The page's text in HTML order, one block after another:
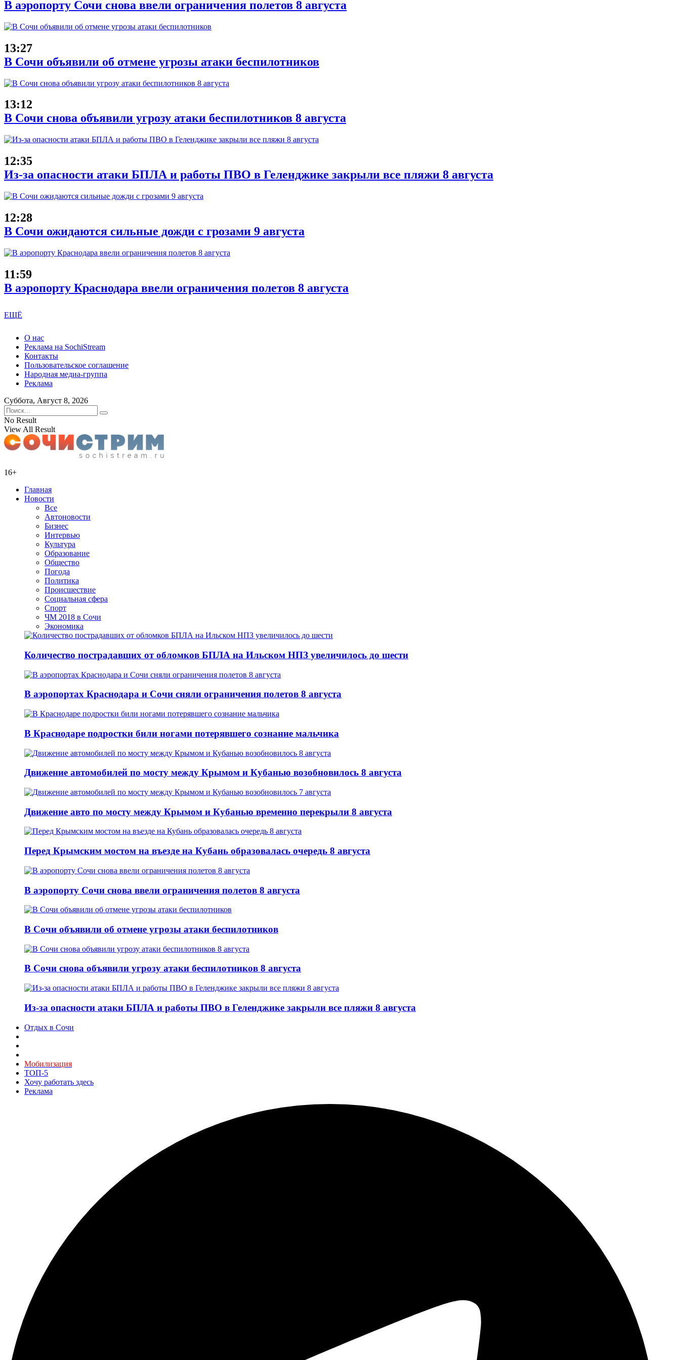
В аэропорту Сочи снова ввели ограничения полетов 8 августа
13:27
В Сочи объявили об отмене угрозы атаки беспилотников
13:12
В Сочи снова объявили угрозу атаки беспилотников 8 августа
12:35
Из-за опасности атаки БПЛА и работы ПВО в Геленджике закрыли все пляжи 8 августа
12:28
В Сочи ожидаются сильные дожди с грозами 9 августа
11:59
В аэропорту Краснодара ввели ограничения полетов 8 августа
ЕЩЁ
О нас
Реклама на SochiStream
Контакты
Пользовательское соглашение
Народная медиа-группа
Реклама
Суббота, Август 8, 2026
No Result
View All Result
16+
Главная
Новости
Все
Автоновости
Бизнес
Интервью
Культура
Образование
Общество
Погода
Политика
Происшествие
Социальная сфера
Спорт
ЧМ 2018 в Сочи
Экономика
Количество пострадавших от обломков БПЛА на Ильском НПЗ увеличилось до шести
В аэропортах Краснодара и Сочи сняли ограничения полетов 8 августа
В Краснодаре подростки били ногами потерявшего сознание мальчика
Движение автомобилей по мосту между Крымом и Кубанью возобновилось 8 августа
Движение авто по мосту между Крымом и Кубанью временно перекрыли 8 августа
Перед Крымским мостом на въезде на Кубань образовалась очередь 8 августа
В аэропорту Сочи снова ввели ограничения полетов 8 августа
В Сочи объявили об отмене угрозы атаки беспилотников
В Сочи снова объявили угрозу атаки беспилотников 8 августа
Из-за опасности атаки БПЛА и работы ПВО в Геленджике закрыли все пляжи 8 августа
Отдых в Сочи
Мобилизация
ТОП-5
Хочу работать здесь
Реклама